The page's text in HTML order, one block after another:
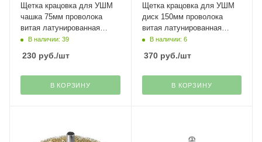
Щетка крацовка для УШМ
чашка 75мм проволока
витая латунированная
Matrix
В наличии: 39
230 руб./шт
В КОРЗИНУ
Щетка крацовка для УШМ
диск 150мм проволока
витая латунированная
Matrix
В наличии: 6
370руб./шт
В КОРЗИНУ